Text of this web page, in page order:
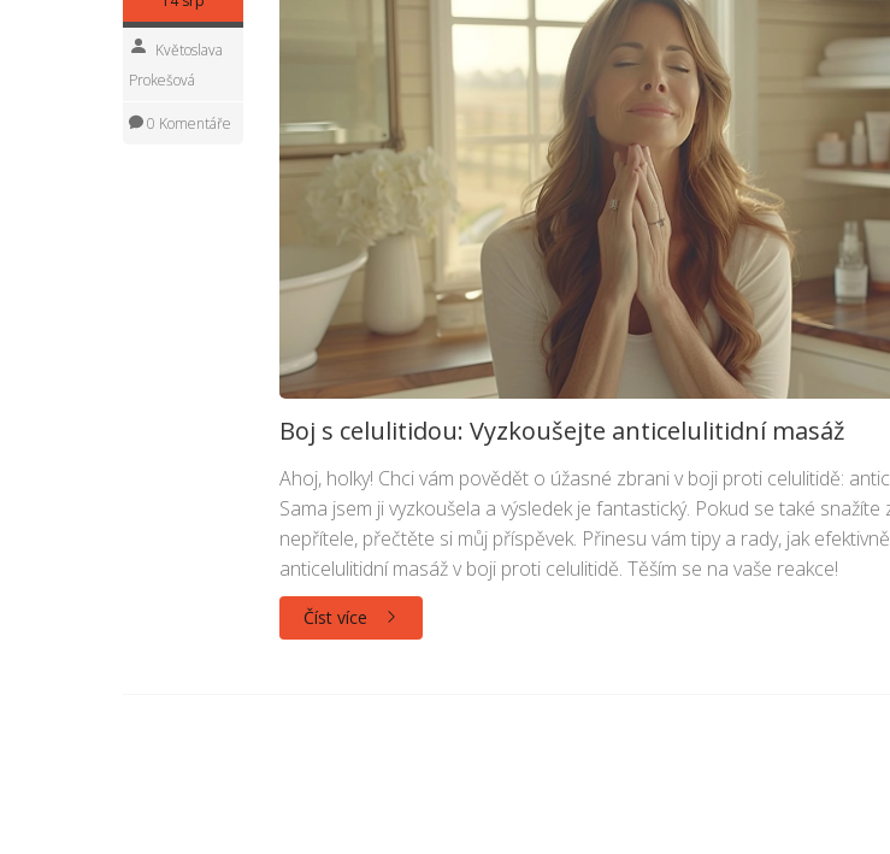
Květoslava
Prokešová
0 Komentáře
Boj s celulitidou: Vyzkoušejte anticelulitidní masáž
Ahoj, holky! Chci vám povědět o úžasné zbrani v boji proti celulitidě:
Sama jsem ji vyzkoušela a výsledek je fantastický. Pokud se také
nepřítele, přečtěte si můj příspěvek. Přinesu vám tipy a rady, jak
anticelulitidní masáž v boji proti celulitidě. Těším se na vaše reakce!
Číst více